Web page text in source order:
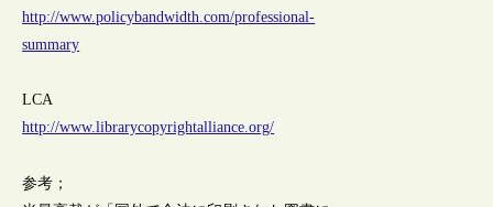
http://www.policybandwidth.com/professional-
summary
LCA
http://www.librarycopyrightalliance.org/
参考；